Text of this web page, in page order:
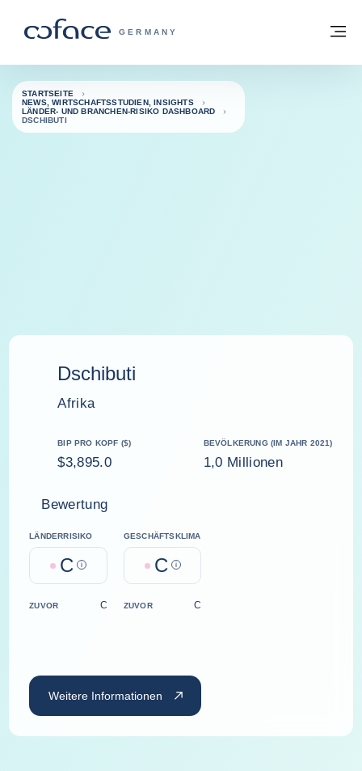
COFACE FOR TRADE - WEBSEITE DER
GERMANY
Zurück zur Startseite
STARTSEITE
NEWS, WIRTSCHAFTSSTUDIEN, INSIGHTS
LÄNDER- UND BRANCHEN-RISIKO DASHBOARD
DSCHIBUTI
Dschibuti
Afrika
BIP PRO KOPF ($)
$3,895.0
BEVÖLKERUNG (IM JAHR 2021)
1,0 Millionen
Bewertung
LÄNDERRISIKO
C Help
GESCHÄFTSKLIMA
C Help
ZUVOR C ZUVOR C
Weitere Informationen